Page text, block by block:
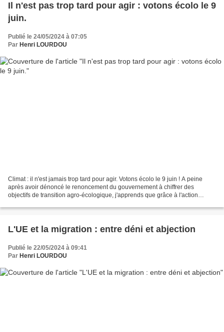
Il n'est pas trop tard pour agir : votons écolo le 9
juin.
Publié le 24/05/2024 à 07:05
Par Henri LOURDOU
Climat : il n'est jamais trop tard pour agir. Votons écolo le 9 juin ! A peine
après avoir dénoncé le renoncement du gouvernement à chiffrer des
objectifs de transition agro-écologique, j'apprends que grâce à l'action
L'UE et la migration : entre déni et abjection
Publié le 22/05/2024 à 09:41
Par Henri LOURDOU